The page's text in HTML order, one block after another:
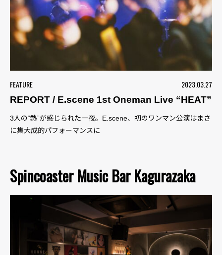
FEATURE
2023.03.27
REPORT / E.scene 1st Oneman Live “HEAT”
3人の“熱”が感じられた一夜。E.scene、初のワンマン公演はまさ
に集大成的パフォーマンスに
Spincoaster Music Bar Kagurazaka